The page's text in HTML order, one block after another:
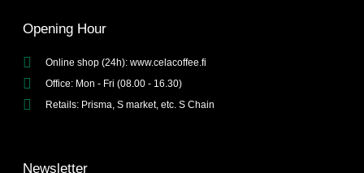
Opening Hour
Online shop (24h): www.celacoffee.fi
Office: Mon - Fri (08.00 - 16.30)
Retails: Prisma, S market, etc. S Chain
Newsletter